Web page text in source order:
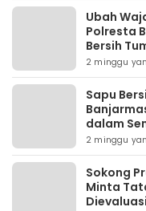
Ubah
Polresta
Bersih
2 minggu
Sapu
dalam
2 minggu
Sokong
Minta
Dievaluasi